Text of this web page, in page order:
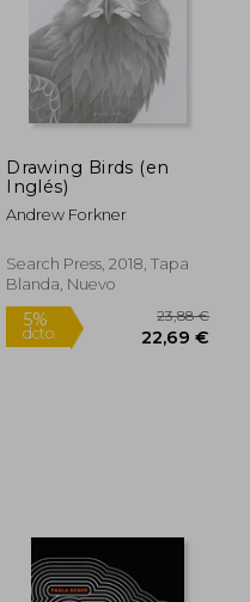
Drawing Birds (en
Inglés)
Andrew Forkner
Search Press, 2018, Tapa
Blanda, Nuevo
5%